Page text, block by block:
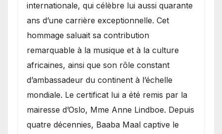
internationale, qui célèbre lui aussi quarante
ans d’une carrière exceptionnelle. Cet
hommage saluait sa contribution
remarquable à la musique et à la culture
africaines, ainsi que son rôle constant
d’ambassadeur du continent à l’échelle
mondiale. Le certificat lui a été remis par la
mairesse d’Oslo, Mme Anne Lindboe. Depuis
quatre décennies, Baaba Maal captive le